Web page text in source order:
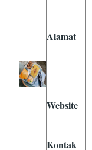
Alamat
Website
Kontak